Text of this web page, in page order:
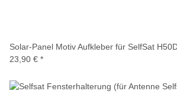
Solar-Panel Motiv Aufkleber für SelfSat
23,90 € *